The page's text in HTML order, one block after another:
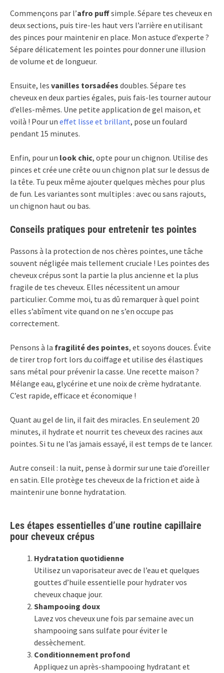
Commençons par l’afro puffsimple. Sépare tes cheveux en
deux sections, puis tire-les haut vers l’arrière en utilisant
des pinces pour maintenir en place. Mon astuce d’experte ?
Sépare délicatement les pointes pour donner une illusion
de volume et de longueur.
Ensuite, les vanilles torsadées doubles. Sépare tes
cheveux en deux parties égales, puis fais-les tourner autour
d’elles-mêmes. Une petite application de gel maison, et
voilà ! Pour un effet lisse et brillant, pose un foulard
pendant 15 minutes.
Enfin, pour un look chic, opte pour un chignon. Utilise des
pinces et crée une crête ou un chignon plat sur le dessus de
la tête. Tu peux même ajouter quelques mèches pour plus
de fun. Les variantes sont multiples : avec ou sans rajouts,
un chignon haut ou bas.
Conseils pratiques pour entretenir tes pointes
Passons à la protection de nos chères pointes, une tâche
souvent négligée mais tellement cruciale ! Les pointes des
cheveux crépus sont la partie la plus ancienne et la plus
fragile de tes cheveux. Elles nécessitent un amour
particulier. Comme moi, tu as dû remarquer à quel point
elles s’abîment vite quand on ne s’en occupe pas
correctement.
Pensons à la fragilité des pointes, et soyons douces. Évite
de tirer trop fort lors du coiffage et utilise des élastiques
sans métal pour prévenir la casse. Une recette maison ?
Mélange eau, glycérine et une noix de crème hydratante.
C’est rapide, efficace et économique !
Quant au gel de lin, il fait des miracles. En seulement 20
minutes, il hydrate et nourrit tes cheveux des racines aux
pointes. Si tu ne l’as jamais essayé, il est temps de te lancer.
Autre conseil : la nuit, pense à dormir sur une taie d’oreiller
en satin. Elle protège tes cheveux de la friction et aide à
maintenir une bonne hydratation.
Les étapes essentielles d’une routine capillaire
pour cheveux crépus
Hydratation quotidienne
Utilisez un vaporisateur avec de l’eau et quelques
gouttes d’huile essentielle pour hydrater vos
cheveux chaque jour.
Shampooing doux
Lavez vos cheveux une fois par semaine avec un
shampooing sans sulfate pour éviter le
dessèchement.
Conditionnement profond
Appliquez un après-shampooing hydratant et